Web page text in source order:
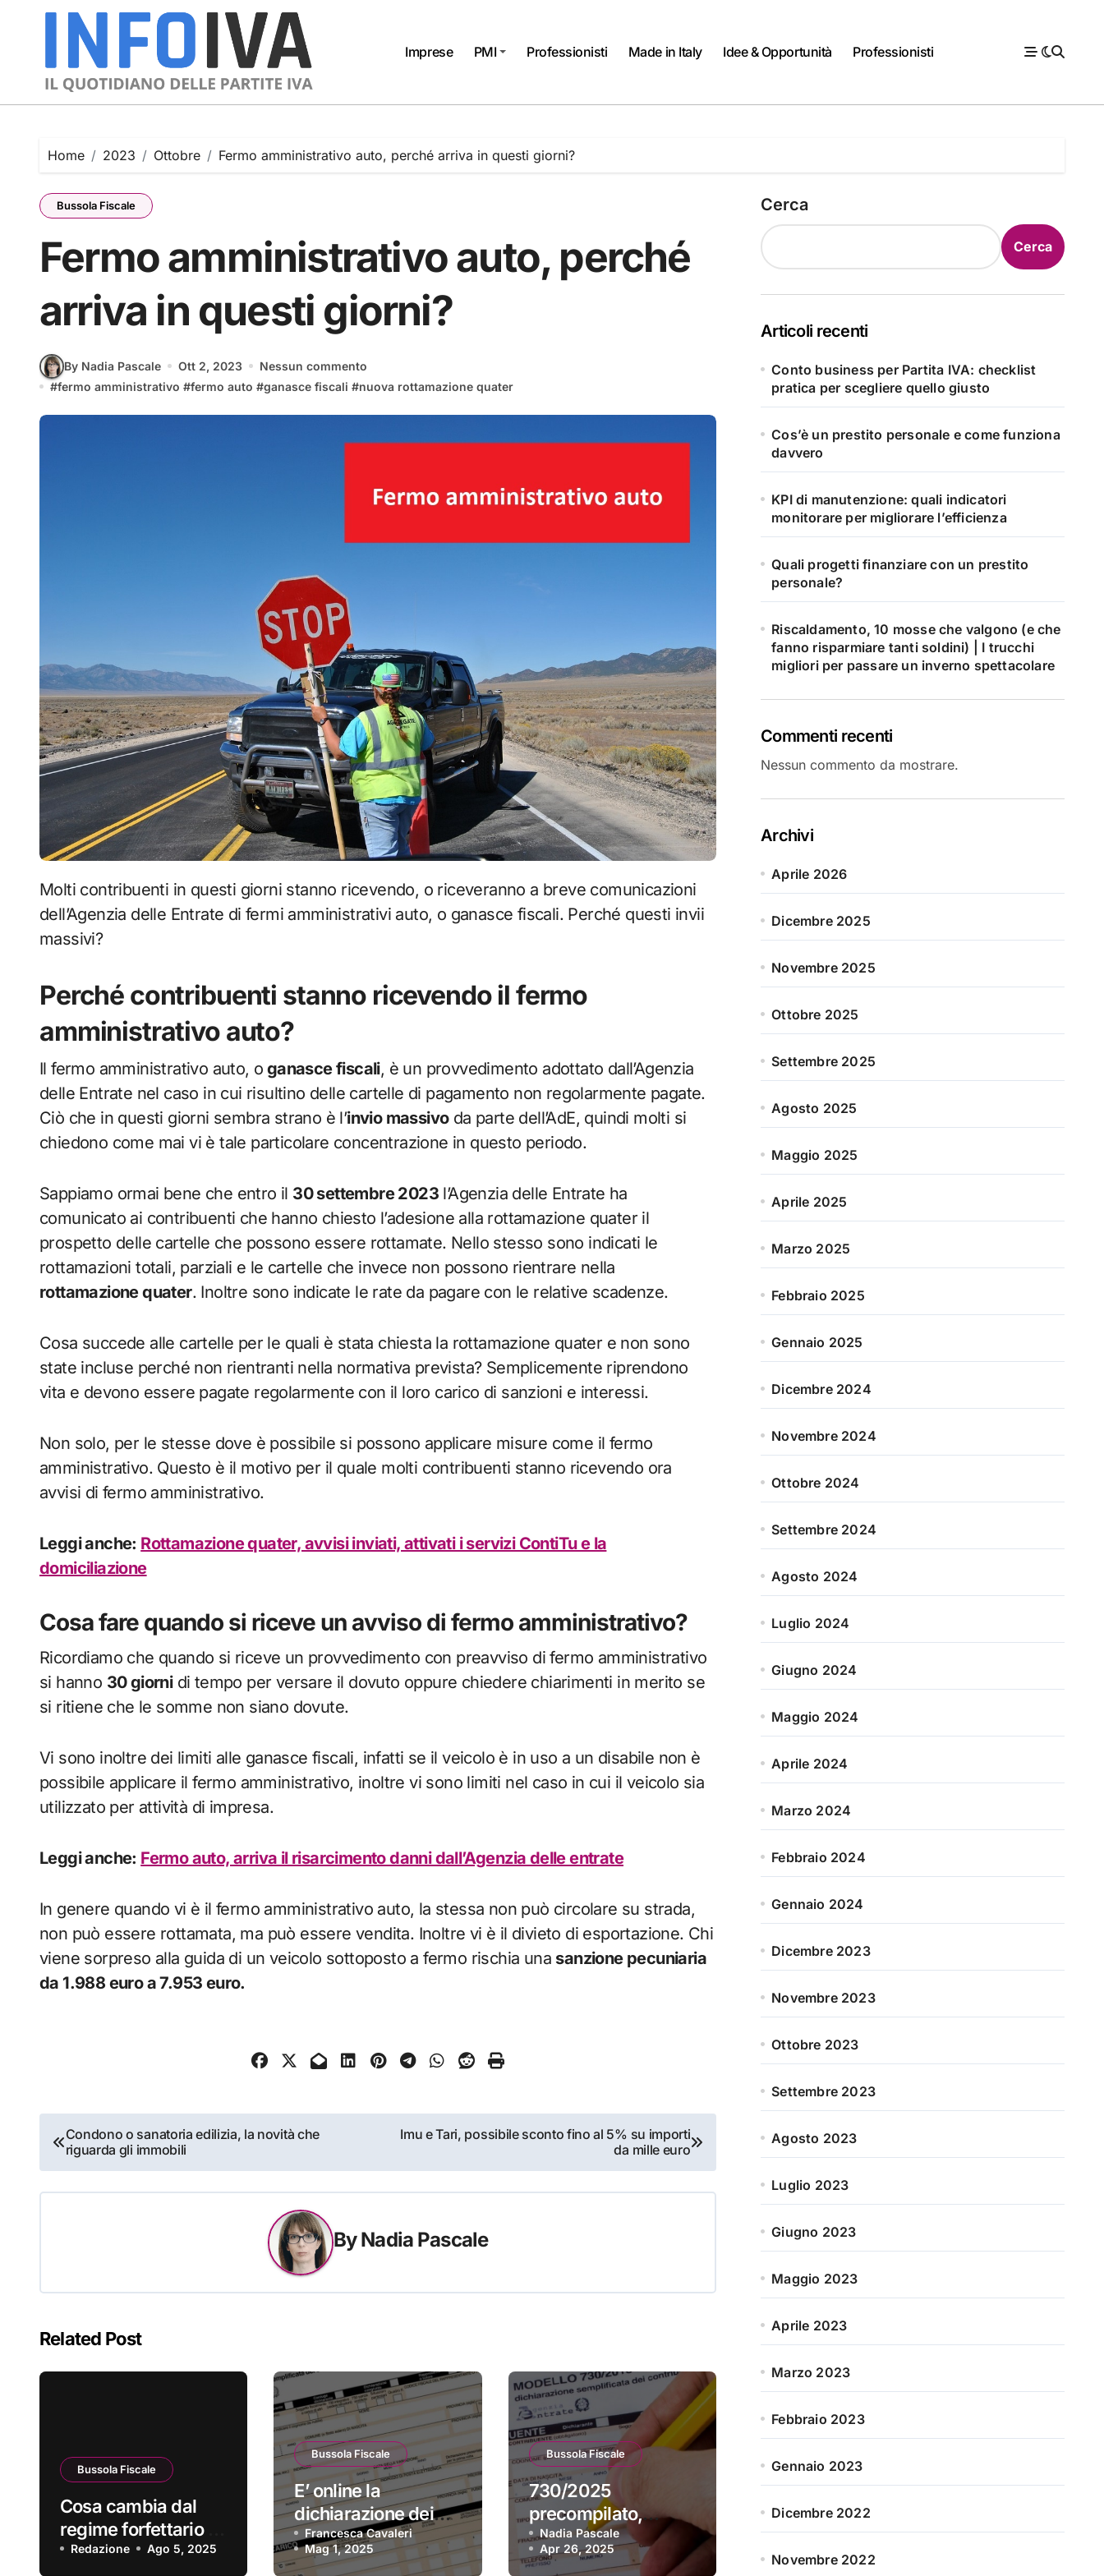
Imprese PMI Professionisti Made in Italy Idee & Opportunità Professionisti
Home 2023 Ottobre Fermo amministrativo auto, perché arriva in questi giorni?
Bussola Fiscale
Fermo amministrativo auto, perché
arriva in questi giorni?
By Nadia Pascale Ott 2, 2023
Nessun commento
#fermo amministrativo #fermo auto #ganasce fiscali #nuova rottamazione quater
Molti contribuenti in questi giorni stanno ricevendo, o riceveranno a breve comunicazioni
dell’Agenzia delle Entrate di fermi amministrativi auto, o ganasce fiscali. Perché questi invii
massivi?
Perché contribuenti stanno ricevendo il fermo
amministrativo auto?
Il fermo amministrativo auto, o ganasce fiscali, è un provvedimento adottato dall’Agenzia
delle Entrate nel caso in cui risultino delle cartelle di pagamento non regolarmente pagate.
Ciò che in questi giorni sembra strano è l’invio massivoda parte dell’AdE, quindi molti si
chiedono come mai vi è tale particolare concentrazione in questo periodo.
Sappiamo ormai bene che entro il 30 settembre 2023 l’Agenzia delle Entrate ha
comunicato ai contribuenti che hanno chiesto l’adesione alla rottamazione quater il
prospetto delle cartelle che possono essere rottamate. Nello stesso sono indicati le
rottamazioni totali, parziali e le cartelle che invece non possono rientrare nella
rottamazione quater. Inoltre sono indicate le rate da pagare con le relative scadenze.
Cosa succede alle cartelle per le quali è stata chiesta la rottamazione quater e non sono
state incluse perché non rientranti nella normativa prevista? Semplicemente riprendono
vita e devono essere pagate regolarmente con il loro carico di sanzioni e interessi.
Non solo, per le stesse dove è possibile si possono applicare misure come il fermo
amministrativo. Questo è il motivo per il quale molti contribuenti stanno ricevendo ora
avvisi di fermo amministrativo.
Leggi anche: Rottamazione quater, avvisi inviati, attivati i servizi ContiTu e la
domiciliazione
Cosa fare quando si riceve un avviso di fermo amministrativo?
Ricordiamo che quando si riceve un provvedimento con preavviso di fermo amministrativo
si hanno 30 giornidi tempo per versare il dovuto oppure chiedere chiarimenti in merito se
si ritiene che le somme non siano dovute.
Vi sono inoltre dei limiti alle ganasce fiscali, infatti se il veicolo è in uso a un disabile non è
possibile applicare il fermo amministrativo, inoltre vi sono limiti nel caso in cui il veicolo sia
utilizzato per attività di impresa.
Leggi anche: Fermo auto, arriva il risarcimento danni dall’Agenzia delle entrate
In genere quando vi è il fermo amministrativo auto, la stessa non può circolare su strada,
non può essere rottamata, ma può essere vendita. Inoltre vi è il divieto di esportazione. Chi
viene sorpreso alla guida di un veicolo sottoposto a fermo rischia una sanzione pecuniaria
da 1.988 euro a 7.953 euro.
Navigazione
articoli
Condono o sanatoria edilizia, la novità che
riguarda gli immobili
Imu e Tari, possibile sconto fino al 5% su importi
da mille euro
ByNadia Pascale
Related Post
Bussola Fiscale
Cosa cambia dal
regime forfettario al
regime ordinario?
Redazione Ago 5, 2025
Bussola Fiscale
E’ online la
dichiarazione dei
redditi 2025, la
precompilata è già
Francesca Cavaleri
Mag 1, 2025
Bussola Fiscale
730/2025
precompilato,
novità 2025 e
modello disponibile
Nadia Pascale
Apr 26, 2025
Cerca
Cerca
Articoli recenti
Conto business per Partita IVA: checklist
pratica per scegliere quello giusto
Cos’è un prestito personale e come funziona
davvero
KPI di manutenzione: quali indicatori
monitorare per migliorare l’efficienza
Quali progetti finanziare con un prestito
personale?
Riscaldamento, 10 mosse che valgono (e che
fanno risparmiare tanti soldini) | I trucchi
migliori per passare un inverno spettacolare
Commenti recenti
Nessun commento da mostrare.
Archivi
Aprile 2026
Dicembre 2025
Novembre 2025
Ottobre 2025
Settembre 2025
Agosto 2025
Maggio 2025
Aprile 2025
Marzo 2025
Febbraio 2025
Gennaio 2025
Dicembre 2024
Novembre 2024
Ottobre 2024
Settembre 2024
Agosto 2024
Luglio 2024
Giugno 2024
Maggio 2024
Aprile 2024
Marzo 2024
Febbraio 2024
Gennaio 2024
Dicembre 2023
Novembre 2023
Ottobre 2023
Settembre 2023
Agosto 2023
Luglio 2023
Giugno 2023
Maggio 2023
Aprile 2023
Marzo 2023
Febbraio 2023
Gennaio 2023
Dicembre 2022
Novembre 2022